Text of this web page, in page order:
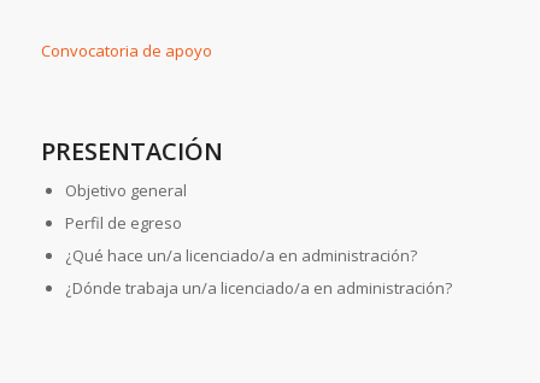
Convocatoria de apoyo
PRESENTACIÓN
Objetivo general
Perfil de egreso
¿Qué hace un/a licenciado/a en administración?
¿Dónde trabaja un/a licenciado/a en administración?